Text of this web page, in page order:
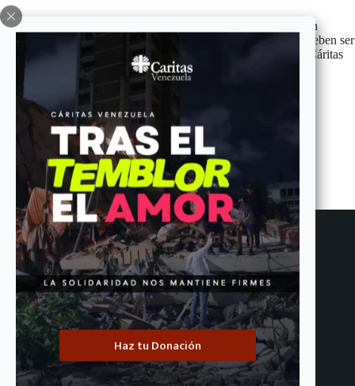
Haz tu Donación
Propuestas recibidas fuera de la fecha y hora señaladas no serán
tomadas en cuenta para el proceso de evaluación. Las ofertas deben ser
enviadas formalmente a los canales de atención y compras de Cáritas
Venezuela especificados para esta convocatoria.
ANTERIOR SIGUIENTE
Entradas relacionadas